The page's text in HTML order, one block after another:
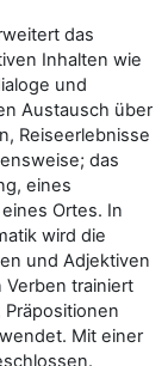
das
Inhalten wie
und
Austausch über
Reiseerlebnisse
das
eines
Ortes. In
wird die
und Adjektiven
trainiert
Mit einer